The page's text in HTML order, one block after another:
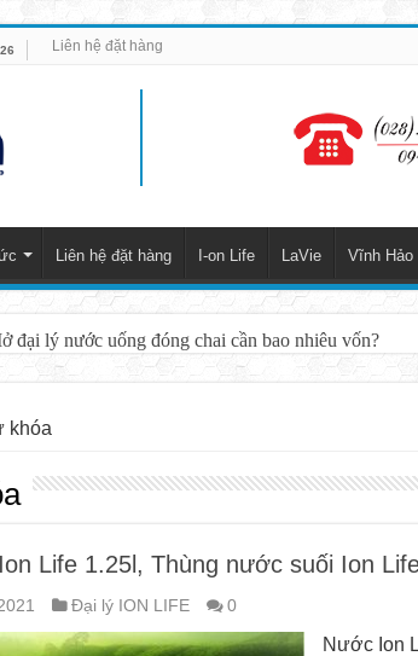
Liên hệ đặt hàng
Liên hệ đặt hàng I-on Life LaVie Vĩnh Hảo
đại lý nước uống đóng chai cần bao nhiêu vốn?
khóa
Life 1.25l, Thùng nước suối Ion
Đại lý ION LIFE 0
Nước Ion